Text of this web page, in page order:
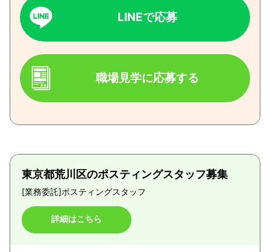
LINEで応募
職場見学に応募する
東京都荒川区のポスティングスタッフ募集
[業務委託]ポスティングスタッフ
詳細はこちら